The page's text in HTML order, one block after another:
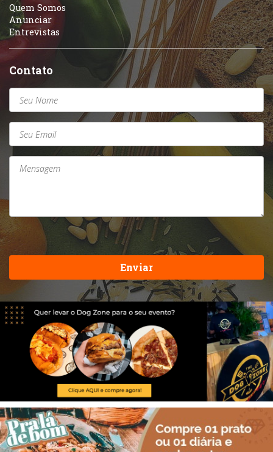
Quem Somos
Anunciar
Entrevistas
Contato
Enviar